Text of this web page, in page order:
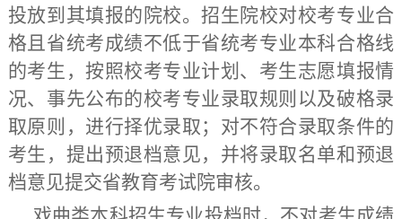
投放到其填报的院校。招生院校对校考专业合
格且省统考成绩不低于省统考专业本科合格线
的考生，按照校考专业计划、考生志愿填报情
况、事先公布的校考专业录取规则以及破格录
取原则，进行择优录取；对不符合录取条件的
考生，提出预退档意见，并将录取名单和预退
档意见提交省教育考试院审核。